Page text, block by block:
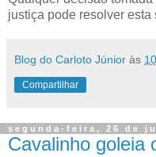
justiça pode resolver esta
Blog do Carloto Júnior às
Compartilhar
segunda-feira, 26 de
Cavalinho goleia